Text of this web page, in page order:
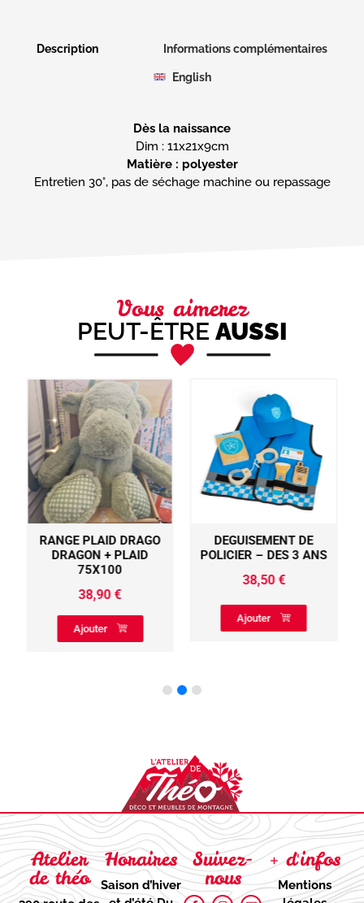
Description Informations complémentaires
English
Dès la naissance
Matière : polyester
Entretien 30°, pas de séchage machine ou repassage
Vous aimerez
PEUT-ÊTRE AUSSI
RANGE PLAID DRAGO
DRAGON + PLAID
75X100
38,90€
Ajouter
DEGUISEMENT DE
POLICIER – DES 3 ANS
38,50€
Ajouter
Atelier
de théo
Horaires
Saison d’hiver
Suivez-
nous
+ d'infos
Mentions